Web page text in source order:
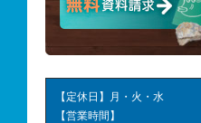
【定休日】月・火・水
【営業時間】